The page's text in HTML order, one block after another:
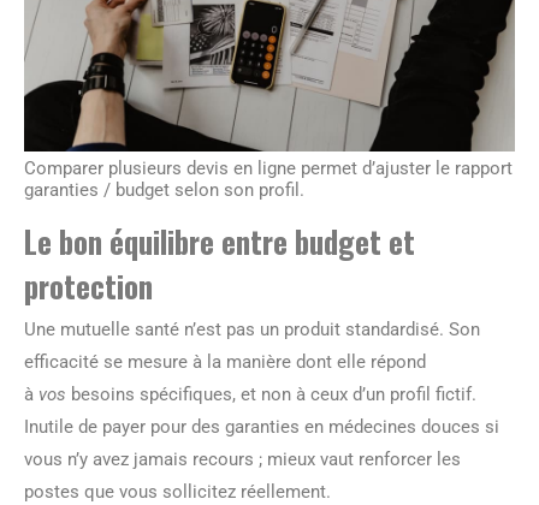
Comparer plusieurs devis en ligne permet d’ajuster le rapport
garanties / budget selon son profil.
Le bon équilibre entre budget et
protection
Une mutuelle santé n’est pas un produit standardisé. Son
efficacité se mesure à la manière dont elle répond
à vos besoins spécifiques, et non à ceux d’un profil fictif.
Inutile de payer pour des garanties en médecines douces si
vous n’y avez jamais recours ; mieux vaut renforcer les
postes que vous sollicitez réellement.